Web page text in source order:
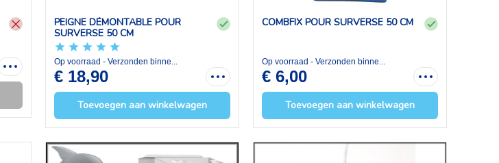
PEIGNE DÉMONTABLE POUR
SURVERSE 50 CM
Op voorraad - Verzonden binne...
€ 18,90
Toevoegen aan winkelwagen
COMBFIX POUR SURVERSE 50 CM
Op voorraad - Verzonden binne...
€ 6,00
Toevoegen aan winkelwagen